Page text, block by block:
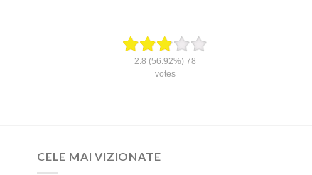
2.8 (56.92%) 78
votes
CELE MAI VIZIONATE